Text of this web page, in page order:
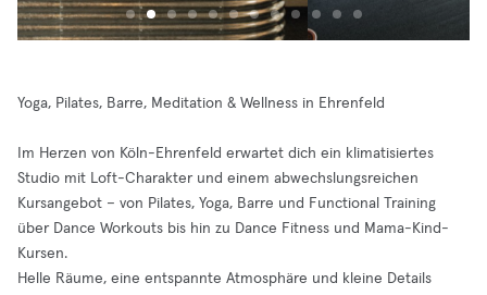
Yoga, Pilates, Barre, Meditation & Wellness in Ehrenfeld
Im Herzen von Köln-Ehrenfeld erwartet dich ein klimatisiertes
Studio mit Loft-Charakter und einem abwechslungsreichen
Kursangebot – von Pilates, Yoga, Barre und Functional Training
über Dance Workouts bis hin zu Dance Fitness und Mama-Kind-
Kursen.
Helle Räume, eine entspannte Atmosphäre und kleine Details